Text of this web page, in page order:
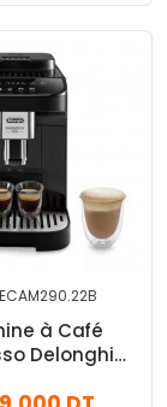
ECAM290.22B
à Café
Delonghi